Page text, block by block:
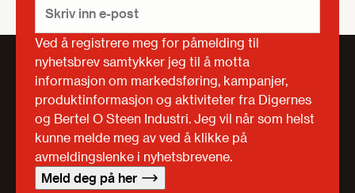
Ved å registrere meg for påmelding til
nyhetsbrev samtykker jeg til å motta
informasjon om markedsføring, kampanjer,
produktinformasjon og aktiviteter fra Digernes
og Bertel O Steen Industri. Jeg vil når som helst
kunne melde meg av ved å klikke på
avmeldingslenke i nyhetsbrevene.
Meld deg på her